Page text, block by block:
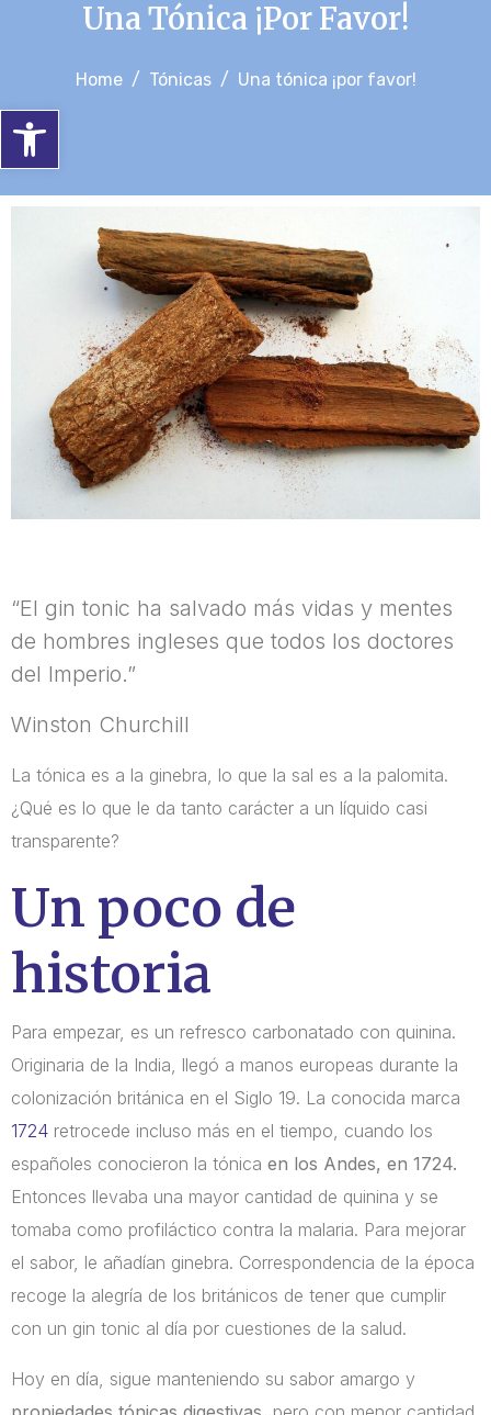
Abrir barra de herramientas
Una Tónica ¡por Favor!
Home Tónicas Una tónica ¡por favor!
“El gin tonic ha salvado más vidas y mentes
de hombres ingleses que todos los doctores
del Imperio.”
Winston Churchill
La tónica es a la ginebra, lo que la sal es a la palomita.
¿Qué es lo que le da tanto carácter a un líquido casi
transparente?
Un poco de
historia
Para empezar, es un refresco carbonatado con quinina.
Originaria de la India, llegó a manos europeas durante la
colonización británica en el Siglo 19. La conocida marca
1724 retrocede incluso más en el tiempo, cuando los
españoles conocieron la tónica en los Andes, en 1724.
Entonces llevaba una mayor cantidad de quinina y se
tomaba como profiláctico contra la malaria. Para mejorar
el sabor, le añadían ginebra. Correspondencia de la época
recoge la alegría de los británicos de tener que cumplir
con un gin tonic al día por cuestiones de la salud.
Hoy en día, sigue manteniendo su sabor amargo y